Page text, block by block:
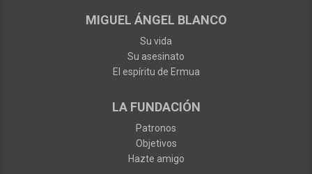
MIGUEL ÁNGEL BLANCO
Su vida
Su asesinato
El espíritu de Ermua
LA FUNDACIÓN
Patronos
Objetivos
Hazte amigo